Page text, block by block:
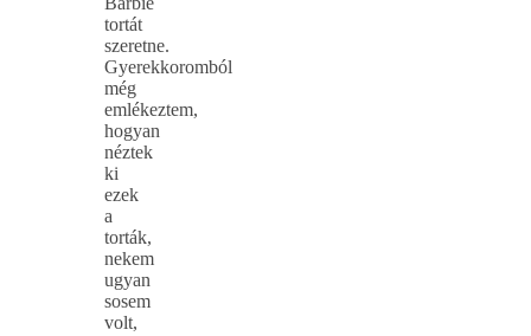
tortát
szeretne.
Gyerekkoromból
még
emlékeztem,
hogyan
néztek
ki
ezek
a
torták,
nekem
ugyan
sosem
volt,